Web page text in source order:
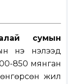
сумын
үнэ нэлээд
850 мянган
жил